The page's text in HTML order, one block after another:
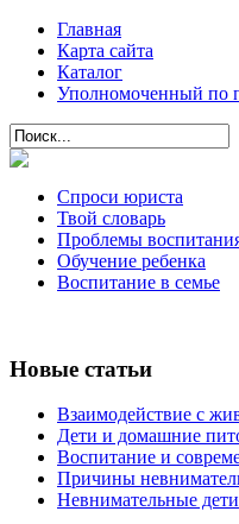
Главная
Карта сайта
Каталог
Уполномоченный по
Спроси юриста
Твой словарь
Проблемы
Обучение ребенка
Воспитание в семье
Новые статьи
Взаимодействие с
Дети и домашние
Воспитание и
Причины
Невнимательные дети